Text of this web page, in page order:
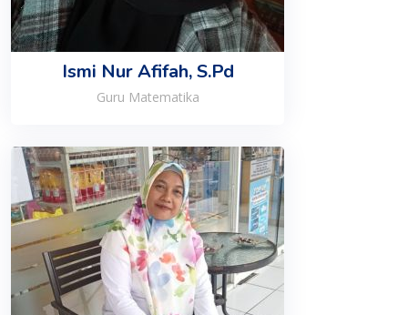
Ismi Nur Afifah, S.Pd
Guru Matematika